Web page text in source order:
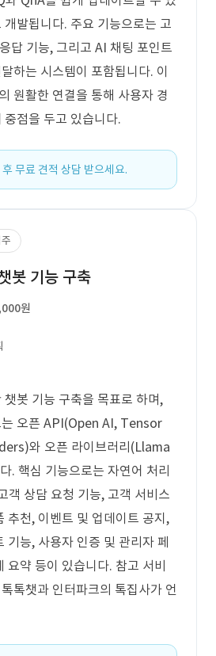
발됩니다. 주요 기능으로는 고
답 기능, 그리고 AI 채팅 포인트
하는 시스템이 포함됩니다. 이
원활한 연결을 통해 사용자 경
점을 두고 있습니다.
무료 견적 상담 받으세요.
봇 기능 구축
원
봇 기능 구축을 목표로 하며,
는 오픈 API(Open AI, Tensor
와 오픈 라이브러리(Llama
. 핵심 기능으로는 자연어 처리
객 상담 요청 기능, 고객 서비스
추천, 이벤트 및 업데이트 공지,
기능, 사용자 인증 및 관리자 페
요약 등이 있습니다. 참고 서비
톡챗과 인터파크의 톡집사가 언